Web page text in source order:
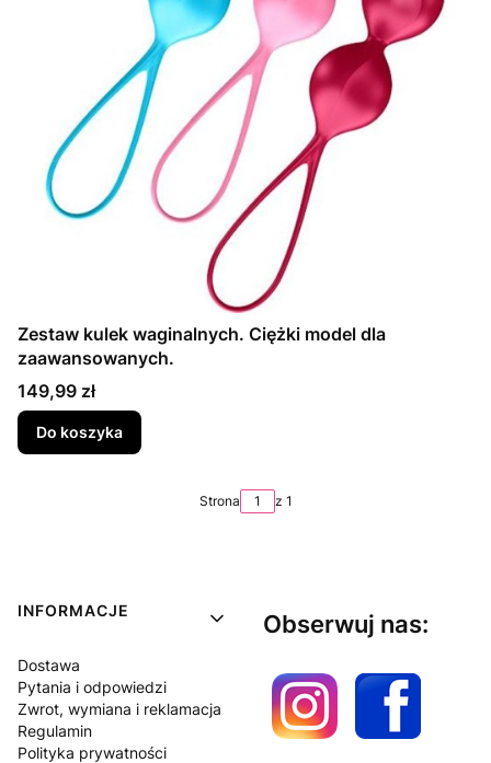
Zestaw kulek waginalnych. Ciężki model dla
zaawansowanych.
Cena
149,99 zł
Do koszyka
Strona z 1
Linki w stopce
INFORMACJE
Dostawa
Pytania i odpowiedzi
Zwrot, wymiana i reklamacja
Regulamin
Polityka prywatności
Obserwuj nas: